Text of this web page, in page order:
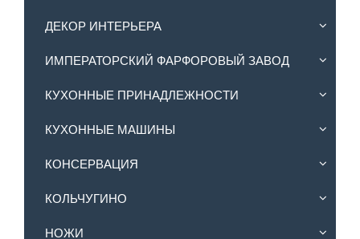
ДЕКОР ИНТЕРЬЕРА
ИМПЕРАТОРСКИЙ ФАРФОРОВЫЙ ЗАВОД
КУХОННЫЕ ПРИНАДЛЕЖНОСТИ
КУХОННЫЕ МАШИНЫ
КОНСЕРВАЦИЯ
КОЛЬЧУГИНО
НОЖИ